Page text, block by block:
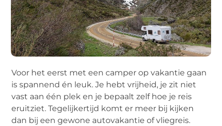
Voor het eerst met een camper op vakantie gaan
is spannend én leuk. Je hebt vrijheid, je zit niet
vast aan één plek en je bepaalt zelf hoe je reis
eruitziet. Tegelijkertijd komt er meer bij kijken
dan bij een gewone autovakantie of vliegreis.